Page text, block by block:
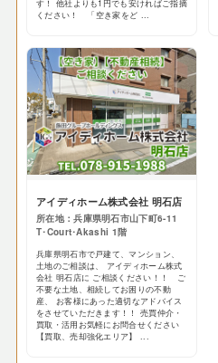
す！ 他社よりも1円でも安ければご指摘
ください！ 「空き家をど ...
アイディホーム株式会社 明石店
所在地：兵庫県明石市山下町6-11
T･Court･Akashi 1階
兵庫県明石市で戸建て、マンション、
土地のご相談は、 アイディホーム株式
会社 明石店に ご相談ください！！ ご
不要な土地、相続してお困りの不動
産、 お客様にあった適切なアドバイス
をさせていただきます！！ 売買仲介・
買取・活用お気軽にお問合せください
【買取、売却強化エリア】 ...